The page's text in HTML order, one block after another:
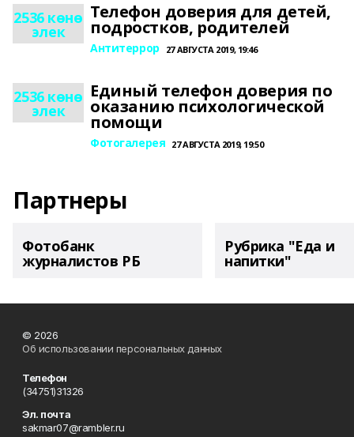
2536 көнө
элек
Телефон доверия для детей,
подростков, родителей
Антитеррор 27 АВГУСТА 2019, 19:46
2536 көнө
элек
Единый телефон доверия по
оказанию психологической
помощи
Фотогалерея 27 АВГУСТА 2019, 19:50
Партнеры
Фотобанк
журналистов РБ
Рубрика "Еда и
напитки"
© 2026
Об использовании персональных данных
Телефон
(34751)31326
Эл. почта
sakmar07@rambler.ru